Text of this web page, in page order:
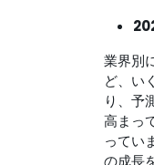
業界別
ど、い
り、予
高まっ
ってい
の成長